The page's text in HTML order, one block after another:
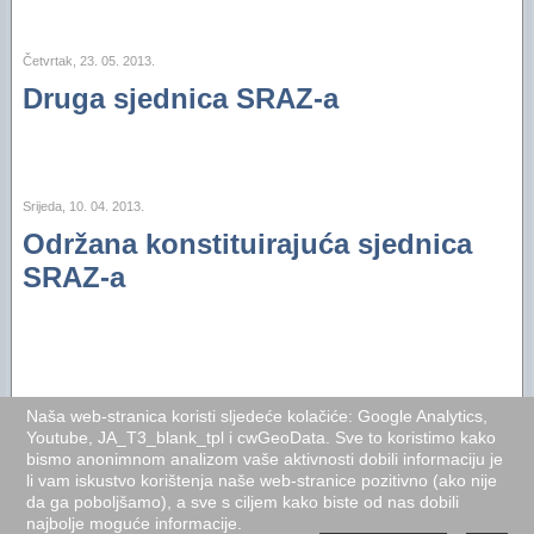
"Oazini" fotoalbumi na Facebooku (2011)
Audio- i videozapisi na YouTubeu
Izvještaj za 2015. godinu
Izvještaj za 2014. godinu
Izvještaj za 2012. godinu
Izvještaj za 2011. godinu
Izvještaj za 2008. godinu
Izvještaj za 2007. godinu
Financijski plan i Program rada Oaze za 2026
Četvrtak, 23. 05. 2013.
Druga sjednica SRAZ-a
Srijeda, 10. 04. 2013.
Održana konstituirajuća sjednica
SRAZ-a
Desktop Version Top
Naša web-stranica koristi sljedeće kolačiće: Google Analytics,
Youtube, JA_T3_blank_tpl i cwGeoData. Sve to koristimo kako
bismo anonimnom analizom vaše aktivnosti dobili informaciju je
li vam iskustvo korištenja naše web-stranice pozitivno (ako nije
da ga poboljšamo), a sve s ciljem kako biste od nas dobili
najbolje moguće informacije.